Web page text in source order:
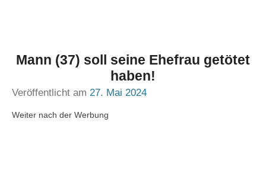
Mann (37) soll seine Ehefrau getötet
haben!
Veröffentlicht am 27. Mai 2024
Weiter nach der Werbung